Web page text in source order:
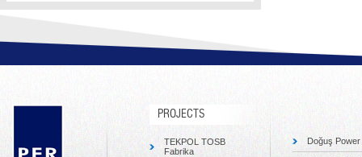
PROJECTS
TEKPOL TOSB
Fabrika
Doğuş